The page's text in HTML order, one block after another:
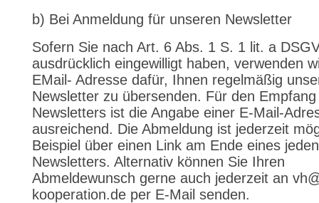
b) Bei Anmeldung für unseren Newsletter
Sofern Sie nach Art. 6 Abs. 1 S. 1 lit. a
ausdrücklich eingewilligt haben, verwenden
EMail- Adresse dafür, Ihnen regelmäßig
Newsletter zu übersenden. Für den
Newsletters ist die Angabe einer E-Mail-
ausreichend. Die Abmeldung ist jederzeit
Beispiel über einen Link am Ende eines jeden
Newsletters. Alternativ können Sie Ihren
Abmeldewunsch gerne auch jederzeit an
kooperation.de per E-Mail senden.